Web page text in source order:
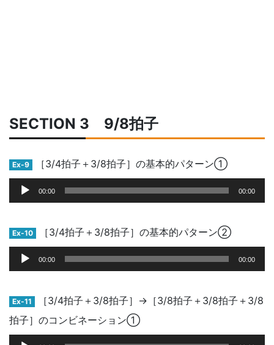
SECTION 3 9/8拍子
Ex-9
［3/4拍子＋3/8拍子］の基本的パターン①
声
レ
ー
ー
00:00 00:00
Ex-10
［3/4拍子＋3/8拍子］の基本的パターン②
声
レ
ヤ
00:00 00:00
Ex-11
［3/4拍子＋3/8拍子］→［3/8拍子＋3/8拍子＋3/8
拍子］のコンビネーション①